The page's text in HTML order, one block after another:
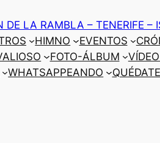
LA RAMBLA – TENERIFE –
HIMNO EVENTOS
FOTO-ÁLBUM
WHATSAPPEANDO